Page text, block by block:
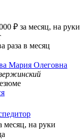
₽ за месяц, на руки
раза в месяц
Мария Олеговна
месяц, на руки